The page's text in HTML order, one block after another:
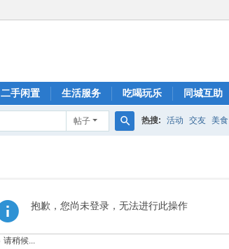
二手闲置 生活服务 吃喝玩乐 同城互助
帖子 热搜: 活动 交友 美食
抱歉，您尚未登录，无法进行此操作
请稍候...